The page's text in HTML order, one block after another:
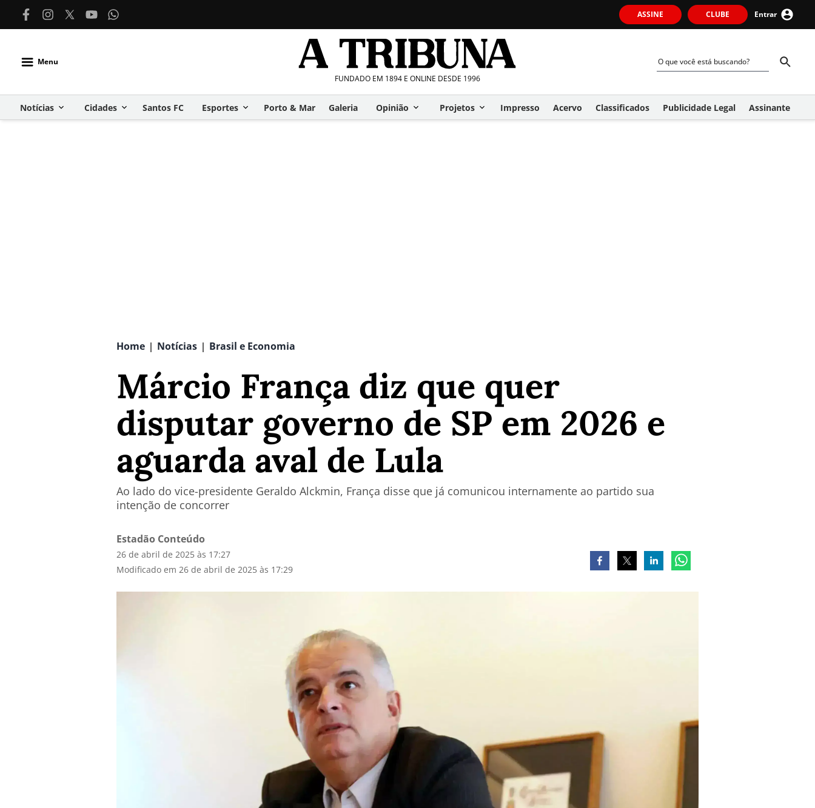
ASSINE CLUBE Entrar
Menu
FUNDADO EM 1894 E ONLINE DESDE 1996
Notícias Cidades Santos FC Esportes Porto & Mar Galeria Opinião Projetos Impresso Acervo Classificados Publicidade Legal Assinante
Home | Notícias | Brasil e Economia
Márcio França diz que quer
disputar governo de SP em 2026 e
aguarda aval de Lula
Ao lado do vice-presidente Geraldo Alckmin, França disse que já comunicou internamente ao partido sua
intenção de concorrer
Estadão Conteúdo
26 de abril de 2025 às 17:27
Modificado em 26 de abril de 2025 às 17:29